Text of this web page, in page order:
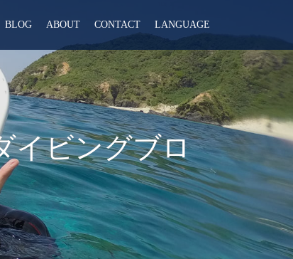
BLOG ABOUT CONTACT LANGUAGE
イビングブロ